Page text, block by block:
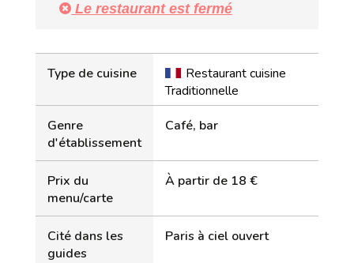
Le restaurant est fermé
Type de cuisine
Restaurant cuisine
Traditionnelle
Genre
d'établissement
Café, bar
Prix du
menu/carte
À partir de 18 €
Cité dans les
guides
Paris à ciel ouvert